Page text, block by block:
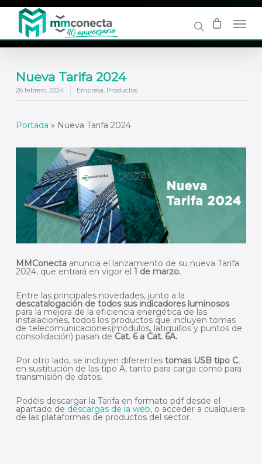
content
Nueva Tarifa 2024
26 febrero, 2024 Empresa, Productos
Portada » Nueva Tarifa 2024
MMConecta anuncia el lanzamiento de su nueva Tarifa
2024, que entrará en vigor el 1 de marzo.
Entre las principales novedades, junto a la
descatalogación de todos sus indicadores luminosos
para la mejora de la eficiencia energética de las
instalaciones, todos los productos que incluyen tomas
de telecomunicaciones(módulos, latiguillos y puntos de
consolidación) pasan deCat. 6 a Cat. 6A.
Por otro lado, se incluyen diferentes tomas USB tipo C,
en sustitución de las tipo A, tanto para carga como para
transmisión de datos.
Podéis descargar la Tarifa en formato pdf desde el
apartado de descargas de la web, o acceder a cualquiera
de las plataformas de productos del sector.